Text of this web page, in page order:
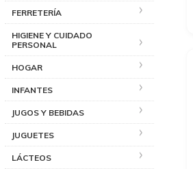
FERRETERÍA
HIGIENE Y CUIDADO
PERSONAL
HOGAR
INFANTES
JUGOS Y BEBIDAS
JUGUETES
LÁCTEOS